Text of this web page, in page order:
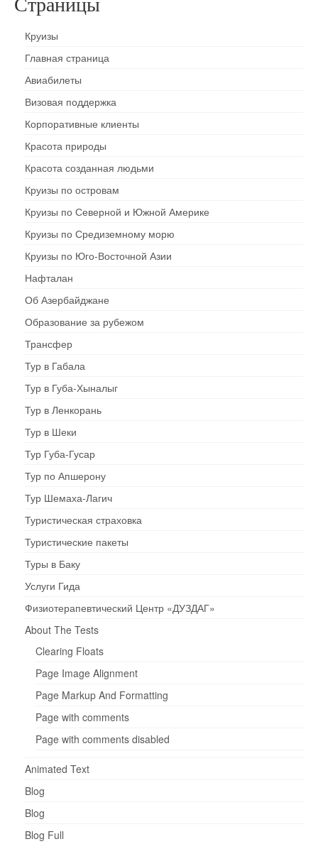
Круизы
Главная страница
Авиабилеты
Визовая поддержка
Корпоративные клиенты
Красота природы
Красота созданная людьми
Круизы по островам
Круизы по Северной и Южной Америке
Круизы по Средиземному морю
Круизы по Юго-Восточной Азии
Нафталан
Об Азербайджане
Образование за рубежом
Трансфер
Тур в Габала
Тур в Губа-Хыналыг
Тур в Ленкорань
Тур в Шеки
Тур Губа-Гусар
Тур по Апшерону
Тур Шемаха-Лагич
Туристическая страховка
Туристические пакеты
Туры в Баку
Услуги Гида
Физиотерапевтический Центр «ДУЗДАГ»
About The Tests
Clearing Floats
Page Image Alignment
Page Markup And Formatting
Page with comments
Page with comments disabled
Animated Text
Blog
Blog
Blog Full